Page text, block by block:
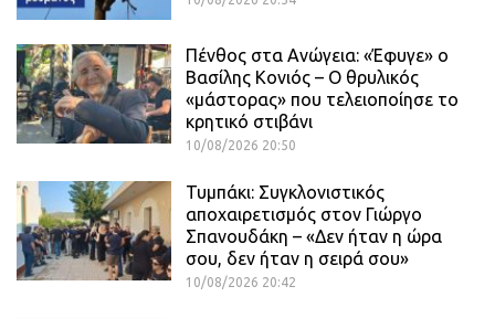
Πένθος στα Ανώγεια: «Έφυγε» ο
Βασίλης Κονιός – Ο θρυλικός
«μάστορας» που τελειοποίησε το
κρητικό στιβάνι
10/08/2026 20:50
Τυμπάκι: Συγκλονιστικός
αποχαιρετισμός στον Γιώργο
Σπανουδάκη – «Δεν ήταν η ώρα
σου, δεν ήταν η σειρά σου»
10/08/2026 20:42